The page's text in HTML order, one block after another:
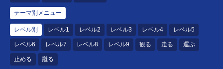
テーマ別メニュー
レベル別 レベル1 レベル2 レベル3 レベル4 レベル5
レベル6 レベル7 レベル8 レベル9 観る 走る 運ぶ
止める 蹴る